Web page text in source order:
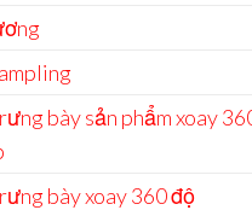
bày sản phẩm xoay
bày xoay 360 độ